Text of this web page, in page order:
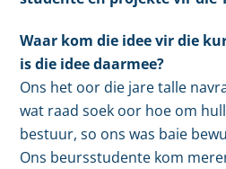
Waar kom die idee vir die
is die idee daarmee?
Ons het oor die jare talle
wat raad soek oor hoe om
bestuur, so ons was baie
Ons beursstudente kom